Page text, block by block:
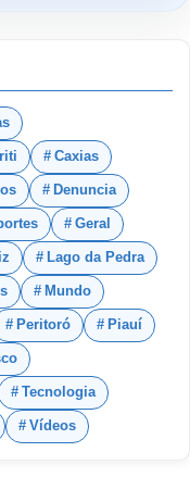
Caxias
Denuncia
Geral
Lago da Pedra
Mundo
Peritoró Piauí
Tecnologia
Vídeos